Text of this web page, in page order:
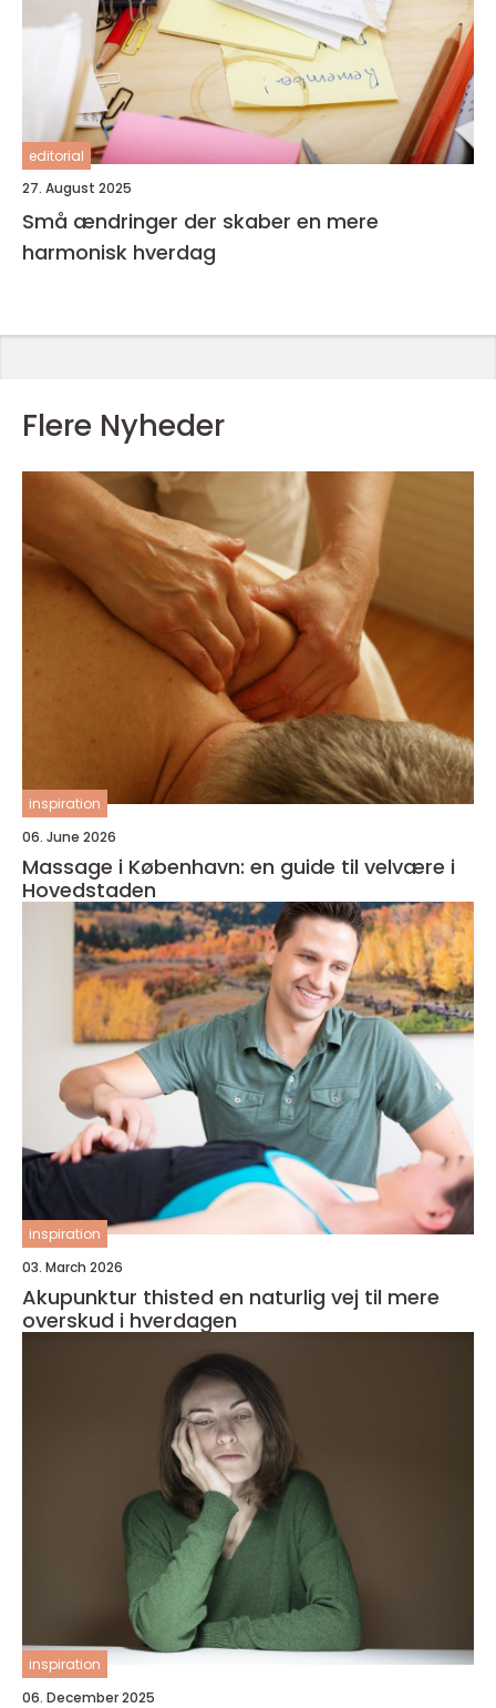
editorial
27. August 2025
Små ændringer der skaber en mere
harmonisk hverdag
Flere Nyheder
inspiration
06. June 2026
Massage i København: en guide til velvære i
Hovedstaden
inspiration
03. March 2026
Akupunktur thisted en naturlig vej til mere
overskud i hverdagen
inspiration
06. December 2025